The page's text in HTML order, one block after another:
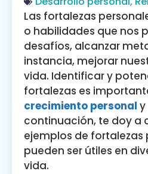
Las fortalezas
o habilidades que nos
desafíos, alcanzar
instancia, mejorar
vida. Identificar y
fortalezas es
crecimiento personal y
continuación, te doy a
ejemplos de fortalezas
pueden ser útiles en
vida.